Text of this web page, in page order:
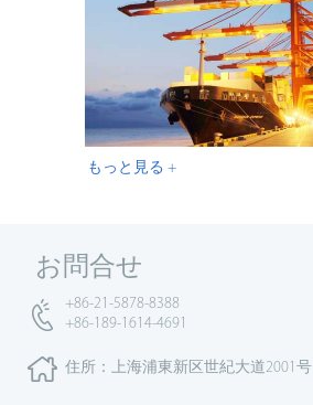
もっと見る +
お問合せ
+86-21-5878-8388
+86-189-1614-4691
住所：上海浦東新区世紀大道2001号